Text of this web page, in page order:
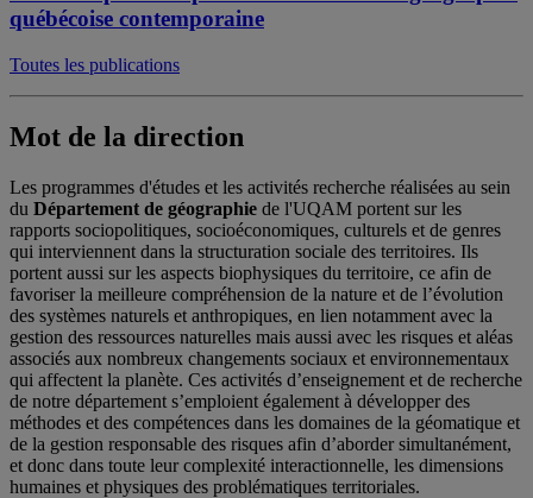
québécoise contemporaine
Toutes les publications
Mot de la direction
Les programmes d'études et les activités recherche réalisées au sein
du Département de géographie de l'UQAM portent sur les
rapports sociopolitiques, socioéconomiques, culturels et de genres
qui interviennent dans la structuration sociale des territoires. Ils
portent aussi sur les aspects biophysiques du territoire, ce afin de
favoriser la meilleure compréhension de la nature et de l’évolution
des systèmes naturels et anthropiques, en lien notamment avec la
gestion des ressources naturelles mais aussi avec les risques et aléas
associés aux nombreux changements sociaux et environnementaux
qui affectent la planète. Ces activités d’enseignement et de recherche
de notre département s’emploient également à développer des
méthodes et des compétences dans les domaines de la géomatique et
de la gestion responsable des risques afin d’aborder simultanément,
et donc dans toute leur complexité interactionnelle, les dimensions
humaines et physiques des problématiques territoriales.